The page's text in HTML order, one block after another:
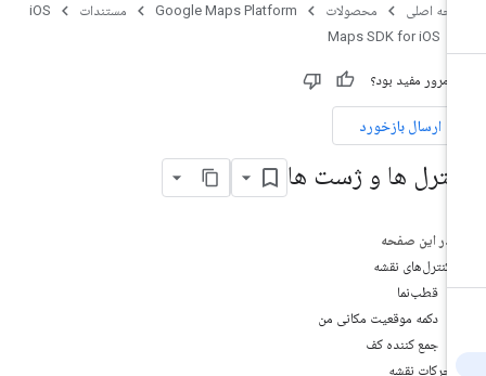
اصلی محصولات Google Maps Platform مستندات
iOS
Maps SDK for iOS
مرور مفید بود؟
ارسال بازخورد
ها و ژست ها
در این صفحه
کنترل‌های نقشه
قطب‌نما
دکمه موقعیت مکانی من
جمع کننده کف
حرکات نقشه